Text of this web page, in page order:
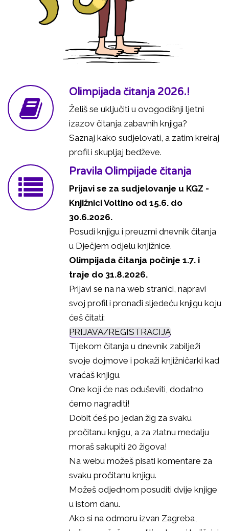
Olimpijada čitanja 2026.!
Želiš se uključiti u ovogodišnji ljetni
izazov čitanja zabavnih knjiga?
Saznaj kako sudjelovati, a zatim kreiraj
profil i skupljaj bedževe.
Pravila Olimpijade čitanja
Prijavi se za sudjelovanje u KGZ -
Knjižnici Voltino od 15.6. do
30.6.2026.
Posudi knjigu i preuzmi dnevnik čitanja
u Dječjem odjelu knjižnice.
Olimpijada čitanja počinje 1.7. i
traje do 31.8.2026.
Prijavi se na na web stranici, napravi
svoj profil i pronađi sljedeću knjigu koju
ćeš čitati:
PRIJAVA/REGISTRACIJA
Tijekom čitanja u dnevnik zabilježi
svoje dojmove i pokaži knjižničarki kad
vraćaš knjigu.
One koji će nas oduševiti, dodatno
ćemo nagraditi!
Dobit ćeš po jedan žig za svaku
pročitanu knjigu, a za zlatnu medalju
moraš sakupiti 20 žigova!
Na webu možeš pisati komentare za
svaku pročitanu knjigu.
Možeš odjednom posuditi dvije knjige
u istom danu.
Ako si na odmoru izvan Zagreba,